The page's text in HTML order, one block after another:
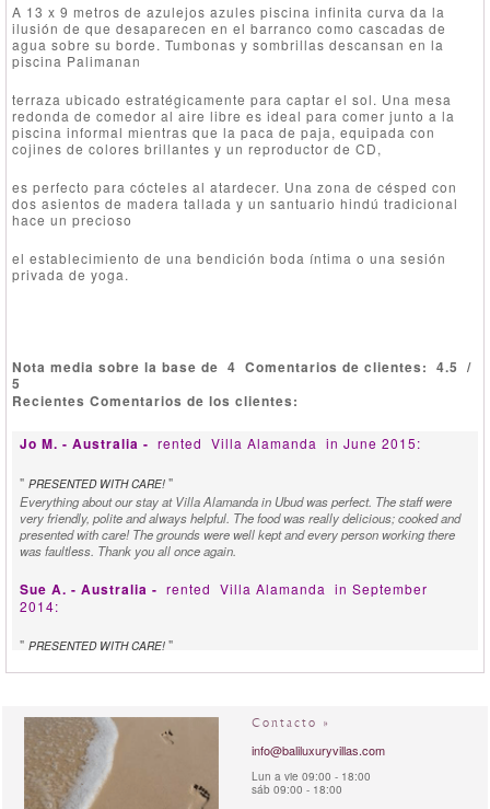
A 13 x 9 metros de azulejos azules piscina infinita curva da la
ilusión de que desaparecen en el barranco como cascadas de
agua sobre su borde. Tumbonas y sombrillas descansan en la
piscina Palimanan
terraza ubicado estratégicamente para captar el sol. Una mesa
redonda de comedor al aire libre es ideal para comer junto a la
piscina informal mientras que la paca de paja, equipada con
cojines de colores brillantes y un reproductor de CD,
es perfecto para cócteles al atardecer. Una zona de césped con
dos asientos de madera tallada y un santuario hindú tradicional
hace un precioso
el establecimiento de una bendición boda íntima o una sesión
privada de yoga.
Nota media sobre la base de 4 Comentarios de clientes: 4.5 /
5
Recientes Comentarios de los clientes:
Jo M. - Australia - rented Villa Alamanda in June 2015:
" PRESENTED WITH CARE! "
Everything about our stay at Villa Alamanda in Ubud was perfect. The staff were
very friendly, polite and always helpful. The food was really delicious; cooked and
presented with care! The grounds were well kept and every person working there
was faultless. Thank you all once again.
Sue A. - Australia - rented Villa Alamanda in September
2014:
" PRESENTED WITH CARE! "
include one bedroom's aircon could have been a bit cooler, but it is being replaced
steps. We stayed as an extended family in Ubud for a wedding at another venue
and Villa Alamanda was like a luxury home away from home, with all the attention
and more of a resort, but we had it just to ourselves. The staff are amazing and the
cook Ibu Made is incredible - the manager was really considerate and I would
highly recommend this amazing place to anyone wishing for peace, quiet, attention,
Contacto »
info@baliluxuryvillas.com
Lun a vie 09:00 - 18:00
sáb 09:00 - 18:00